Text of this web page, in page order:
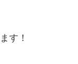
す！